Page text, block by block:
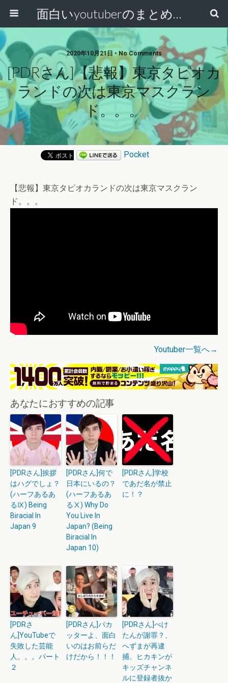
面白いyoutuberのまとめ動画
2020年10月21日 • No Comments
[PDRさん]【悲報】東京タピオカ
ランドの次は東京マスクラン
ド。。。
Pocket
【悲報】東京タピオカランドの次は東京マスクラン
ド。。。
Youtuber一覧へ→
あなたにおすすめの記事
[PDRさん]挨拶
はハグでしょ？
(ハーフあるあ
るⅨ) Being
Biracial In
Japan 9
[PDRさん]何で
日本にいるの？
(ハーフあるあ
るⅩ) Why Do
You Live In
Japan? (Being
Biracial In
Japan 10)
[PDRさん]学校
であだ名が禁止
に！？
[PDRさ
ん]YouTubeで
失敗した芸能
人。。。パート
２
[PDRさん]バカ
ッターよ、面白
いのはお前らだ
けだから！！！
[PDRさん]ぺけ
たんが謝罪？、
へずまが再逮
捕、ヒカキンが
キッズチャンネ
ルに登録者抜か